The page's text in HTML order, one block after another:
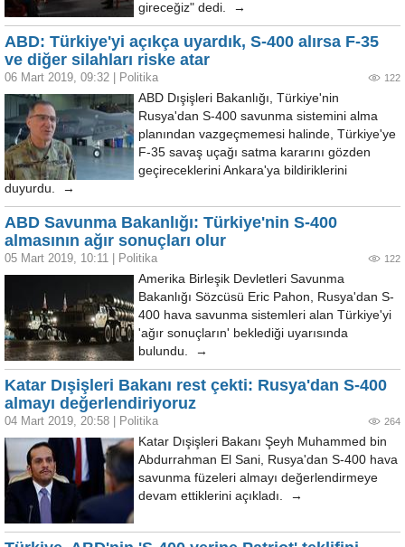
gireceğiz" dedi. →
ABD: Türkiye'yi açıkça uyardık, S-400 alırsa F-35
ve diğer silahları riske atar
06 Mart 2019, 09:32 Politika 122
ABD Dışişleri Bakanlığı, Türkiye'nin
Rusya'dan S-400 savunma sistemini alma
planından vazgeçmemesi halinde, Türkiye'ye
F-35 savaş uçağı satma kararını gözden
geçireceklerini Ankara'ya bildiriklerini
duyurdu. →
ABD Savunma Bakanlığı: Türkiye'nin S-400
almasının ağır sonuçları olur
05 Mart 2019, 10:11 Politika 122
Amerika Birleşik Devletleri Savunma
Bakanlığı Sözcüsü Eric Pahon, Rusya'dan S-
400 hava savunma sistemleri alan Türkiye'yi
'ağır sonuçların' beklediği uyarısında
bulundu. →
Katar Dışişleri Bakanı rest çekti: Rusya'dan S-400
almayı değerlendiriyoruz
04 Mart 2019, 20:58 Politika 264
Katar Dışişleri Bakanı Şeyh Muhammed bin
Abdurrahman El Sani, Rusya'dan S-400 hava
savunma füzeleri almayı değerlendirmeye
devam ettiklerini açıkladı. →